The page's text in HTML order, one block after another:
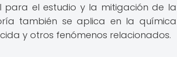
para el estudio y la mitigación de la
también se aplica en la química
y otros fenómenos relacionados.